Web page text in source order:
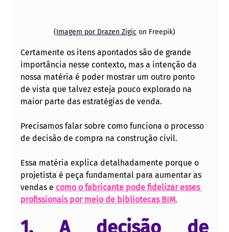
(Imagem por Drazen Zigic on Freepik)
Certamente os itens apontados são de grande
importância nesse contexto, mas a intenção da
nossa matéria é poder mostrar um outro ponto
de vista que talvez esteja pouco explorado na
maior parte das estratégias de venda.
Precisamos falar sobre como funciona o processo
de decisão de compra na construção civil.
Essa matéria explica detalhadamente porque o
projetista é peça fundamental para aumentar as
vendas e como o fabricante pode fidelizar esses
profissionais por meio de bibliotecas BIM.